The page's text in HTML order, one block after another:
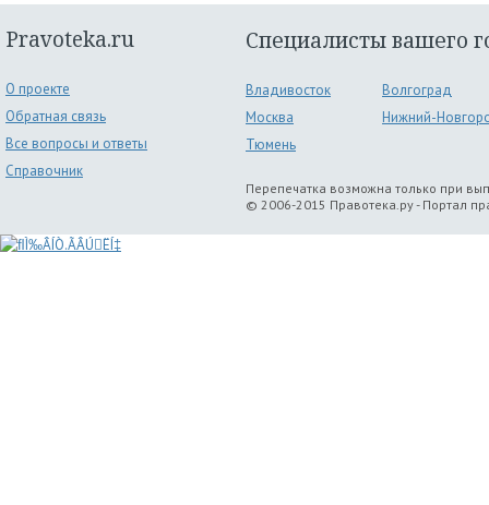
Pravoteka.ru
О проекте
Обратная связь
Все вопросы и ответы
Справочник
Специалисты вашего
Владивосток
Волгоград
Москва
Нижний-
Тюмень
Перепечатка возможна только при
© 2006-2015 Правотека.ру - Портал